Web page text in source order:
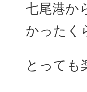
七尾港か
かったく
とっても